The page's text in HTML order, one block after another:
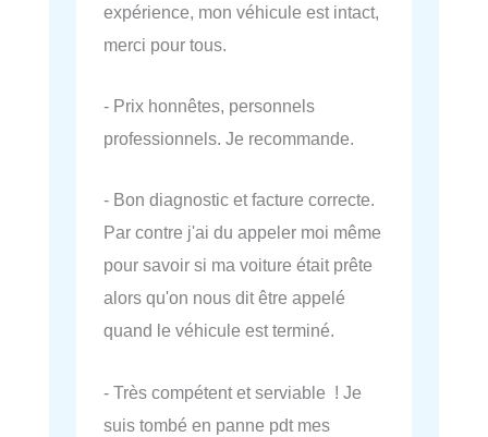
expérience, mon véhicule est intact,
merci pour tous.
- Prix honnêtes, personnels
professionnels. Je recommande.
- Bon diagnostic et facture correcte.
Par contre j'ai du appeler moi même
pour savoir si ma voiture était prête
alors qu'on nous dit être appelé
quand le véhicule est terminé.
- Très compétent et serviable ! Je
suis tombé en panne pdt mes